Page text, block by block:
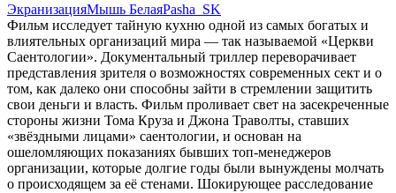
ЭкранизацияМышь БелаяPasha_SK
Фильм исследует тайную кухню одной из самых богатых и
влиятельных организаций мира — так называемой «Церкви
Саентологии». Документальный триллер переворачивает
представления зрителя о возможностях современных сект и о
том, как далеко они способны зайти в стремлении защитить
свои деньги и власть. Фильм проливает свет на засекреченные
стороны жизни Тома Круза и Джона Траволты, ставших
«звёздными лицами» саентологии, и основан на
ошеломляющих показаниях бывших топ-менеджеров
организации, которые долгие годы были вынуждены молчать
о происходящем за её стенами. Шокирующее расследование